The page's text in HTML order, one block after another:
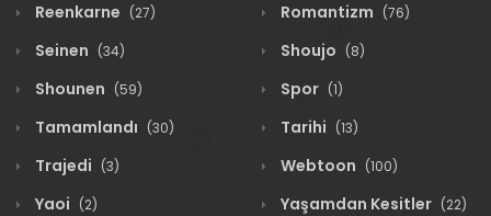
Reenkarne (27) Romantizm (76)
Seinen (34) Shoujo (8)
Shounen (59) Spor (1)
Tamamlandı (30) Tarihi (13)
Trajedi (3) Webtoon (100)
Yaoi (2) Yaşamdan Kesitler (22)